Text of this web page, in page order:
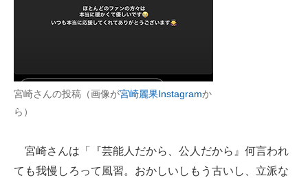
エレクトロニクス専門サイト
エネルギーの専門メディア
宮崎さんの投稿（画像が宮崎麗果Instagramか
ら）
宮崎さんは「『芸能人だから、公人だから』何言われ
ても我慢しろって風習。おかしいしもう古いし、立派な